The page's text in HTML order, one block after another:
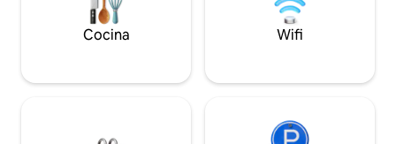
localización con
Cocina Wifi